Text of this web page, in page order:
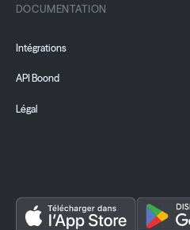
DOCUMENTATION
Intégrations
API Boond
Légal